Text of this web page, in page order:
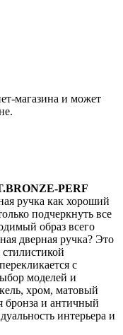
магазина и может
PERF
ручка как хороший
подчеркнуть все
образ всего
дверная ручка? Это
стилистикой
с
моделей и
хром, матовый
бронза и античный
интерьера и